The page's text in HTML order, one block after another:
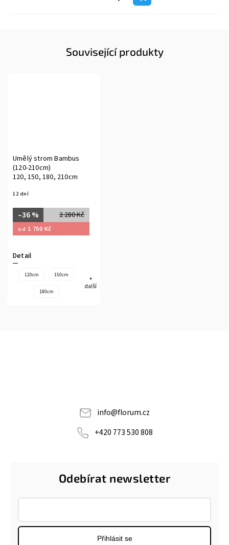
Související produkty
Umělý strom Bambus
(120-210cm)
120, 150, 180, 210cm
12 dní
2 280 Kč
–36 %
od 1 750 Kč
Detail
120cm 150cm
180cm
+
další
info@florum.cz
+420 773 530 808
Odebírat newsletter
Přihlásit se